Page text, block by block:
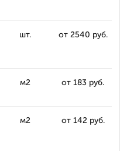
шт. от 2540 руб.
м2 от 183 руб.
м2 от 142 руб.